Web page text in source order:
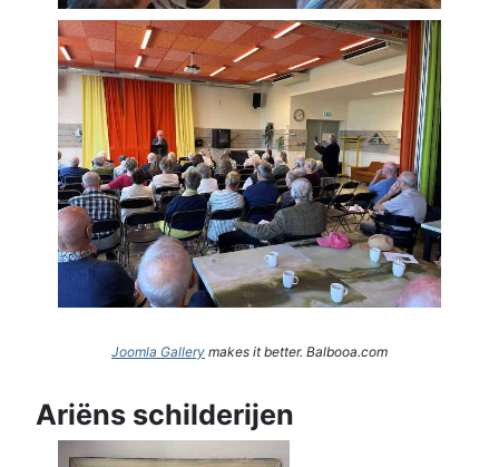
Joomla Gallery makes it better. Balbooa.com
Ariëns schilderijen